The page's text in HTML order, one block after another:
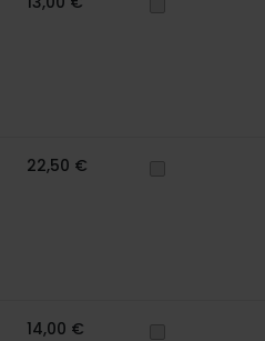
22,50 €
14,00 €